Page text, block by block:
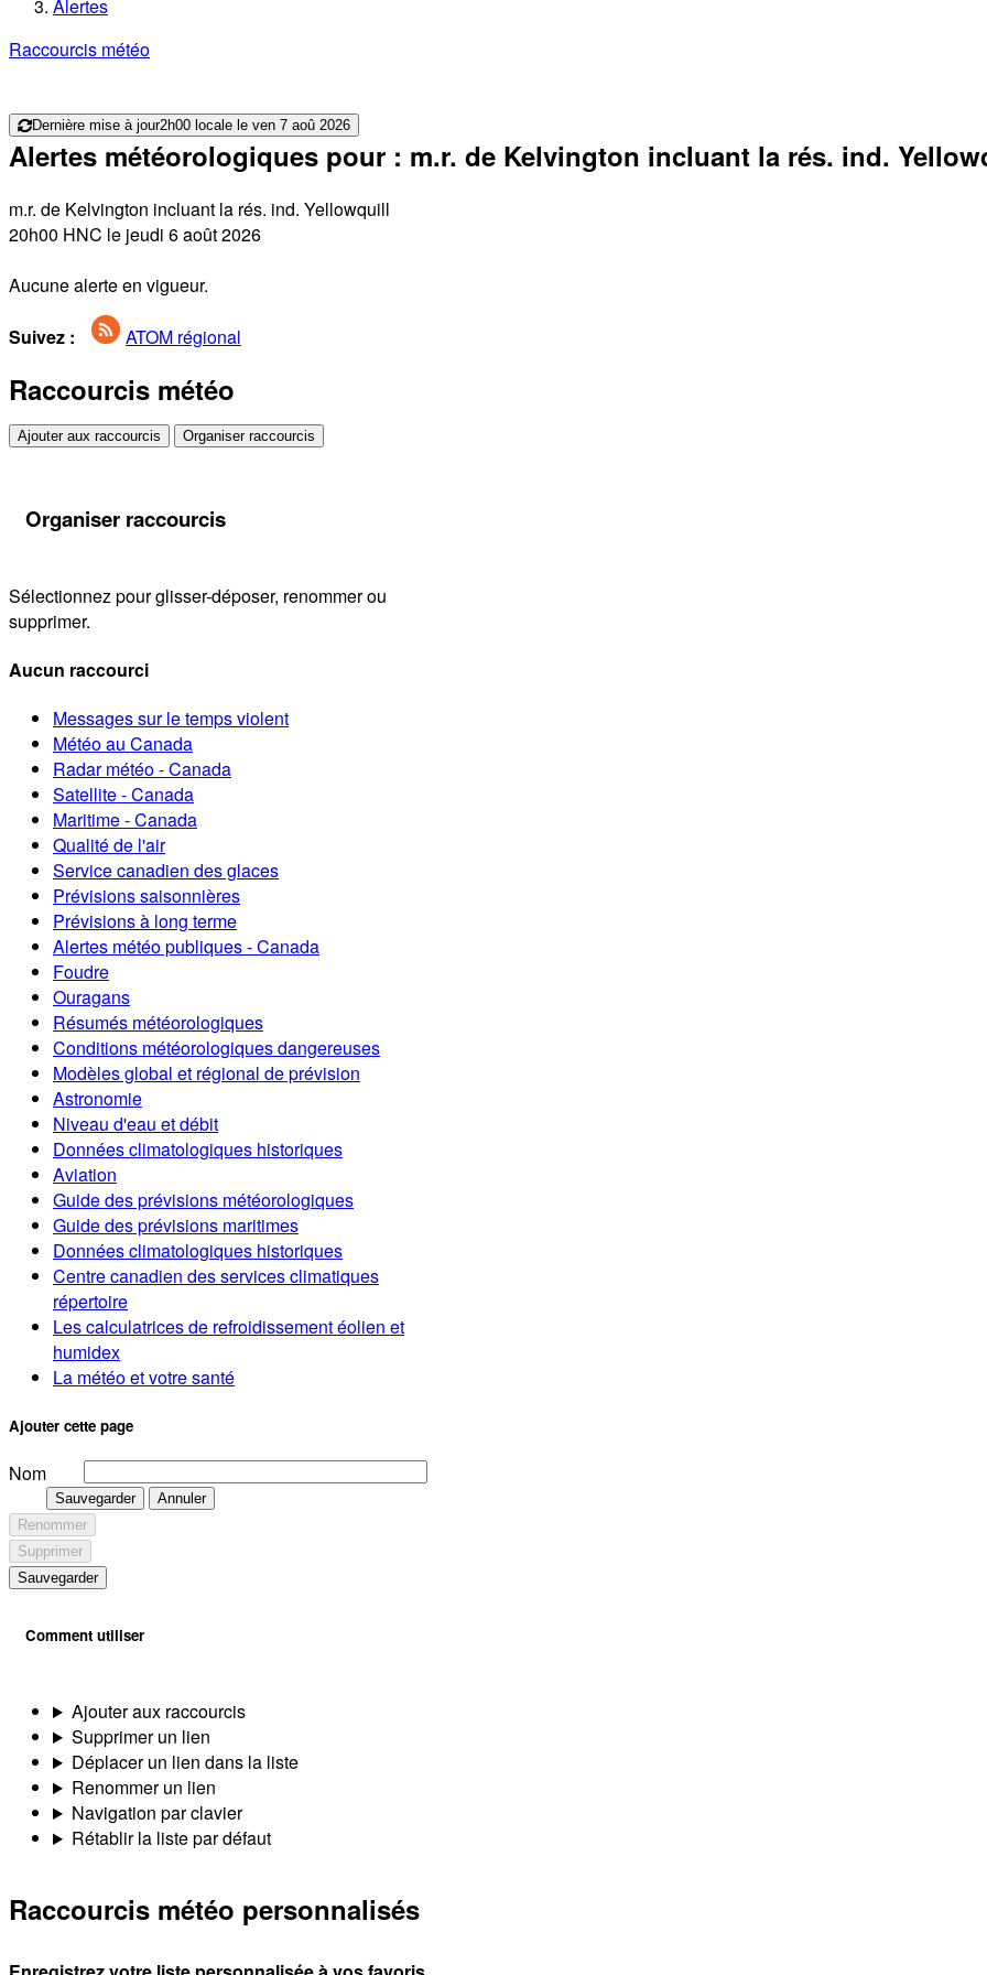
Alertes
Raccourcis météo
Dernière mise à jour2h00 locale le ven 7 aoû 2026
Alertes météorologiques pour : m.r. de Kelvington incluant la rés. ind.
m.r. de Kelvington incluant la rés. ind. Yellowquill
20h00 HNC le jeudi 6 août 2026
Aucune alerte en vigueur.
Suivez : ATOM régional
Raccourcis météo
Ajouter aux raccourcis Organiser raccourcis
Organiser raccourcis
Sélectionnez pour glisser-déposer, renommer ou
supprimer.
Aucun raccourci
Messages sur le temps violent
Météo au Canada
Radar météo - Canada
Satellite - Canada
Maritime - Canada
Qualité de l'air
Service canadien des glaces
Prévisions saisonnières
Prévisions à long terme
Alertes météo publiques - Canada
Foudre
Ouragans
Résumés météorologiques
Conditions météorologiques dangereuses
Modèles global et régional de prévision
Astronomie
Niveau d'eau et débit
Données climatologiques historiques
Aviation
Guide des prévisions météorologiques
Guide des prévisions maritimes
Données climatologiques historiques
Centre canadien des services climatiques
répertoire
Les calculatrices de refroidissement éolien et
humidex
La météo et votre santé
Ajouter cette page
Nom
Sauvegarder
Annuler
Renommer
Supprimer
Sauvegarder
Comment utiliser
Ajouter aux raccourcis
Supprimer un lien
Déplacer un lien dans la liste
Renommer un lien
Navigation par clavier
Rétablir la liste par défaut
Raccourcis météo personnalisés